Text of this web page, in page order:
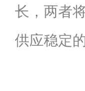
长，两者
供应稳定